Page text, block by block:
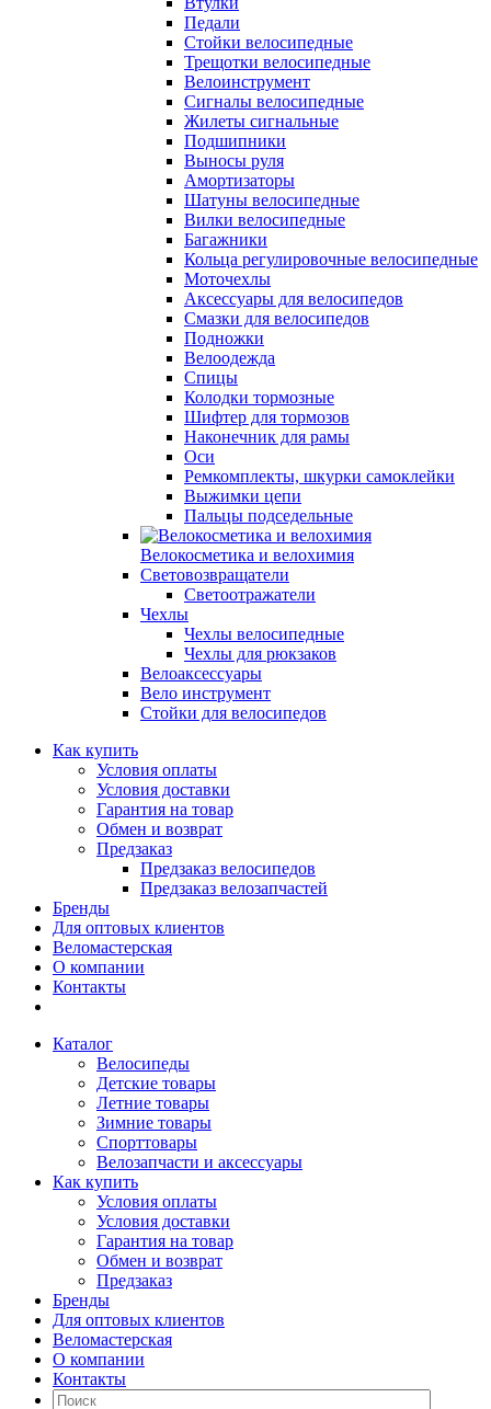
Педали
Стойки велосипедные
Трещотки велосипедные
Велоинструмент
Сигналы велосипедные
Жилеты сигнальные
Подшипники
Выносы руля
Амортизаторы
Шатуны велосипедные
Вилки велосипедные
Багажники
Кольца регулировочные велосипедные
Моточехлы
Аксессуары для велосипедов
Смазки для велосипедов
Подножки
Велоодежда
Спицы
Колодки тормозные
Шифтер для тормозов
Наконечник для рамы
Оси
Ремкомплекты, шкурки самоклейки
Выжимки цепи
Пальцы подседельные
Велокосметика и велохимия
Световозвращатели
Светоотражатели
Чехлы
Чехлы велосипедные
Чехлы для рюкзаков
Велоаксессуары
Вело инструмент
Стойки для велосипедов
Как купить
Условия оплаты
Условия доставки
Гарантия на товар
Обмен и возврат
Предзаказ
Предзаказ велосипедов
Предзаказ велозапчастей
Бренды
Для оптовых клиентов
Веломастерская
О компании
Контакты
Каталог
Велосипеды
Детские товары
Летние товары
Зимние товары
Спорттовары
Велозапчасти и аксессуары
Как купить
Условия оплаты
Условия доставки
Гарантия на товар
Обмен и возврат
Предзаказ
Бренды
Для оптовых клиентов
Веломастерская
О компании
Контакты